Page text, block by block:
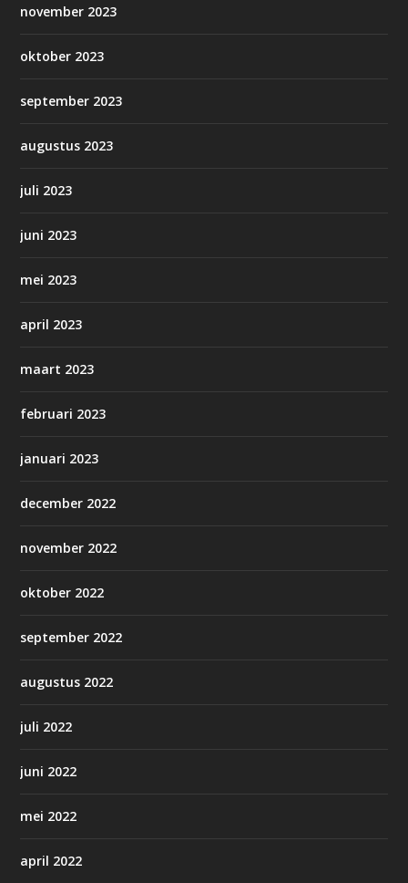
november 2023
oktober 2023
september 2023
augustus 2023
juli 2023
juni 2023
mei 2023
april 2023
maart 2023
februari 2023
januari 2023
december 2022
november 2022
oktober 2022
september 2022
augustus 2022
juli 2022
juni 2022
mei 2022
april 2022